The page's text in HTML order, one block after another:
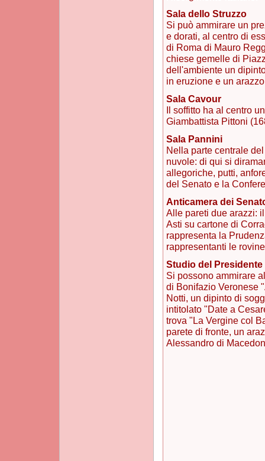
Sala dello Struzzo
Si può ammirare un
e dorati, al centro di
di Roma di Mauro
chiese gemelle di
dell'ambiente un
in eruzione e un
Sala Cavour
Il soffitto ha al centro
Giambattista Pittoni
Sala Pannini
Nella parte centrale
nuvole: di qui si
allegoriche, putti,
del Senato e la
Anticamera dei
Alle pareti due arazzi:
Asti su cartone di
rappresenta la
rappresentanti le
Studio del Presidente
Si possono ammirare
di Bonifazio Veronese
Notti, un dipinto di
intitolato "Date a
trova "La Vergine col
parete di fronte, un
Alessandro di